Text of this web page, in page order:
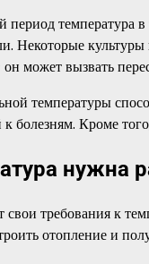
период температура
Некоторые
может вызвать
температуры
к болезням. Кроме
нужна
требования к
отопление и